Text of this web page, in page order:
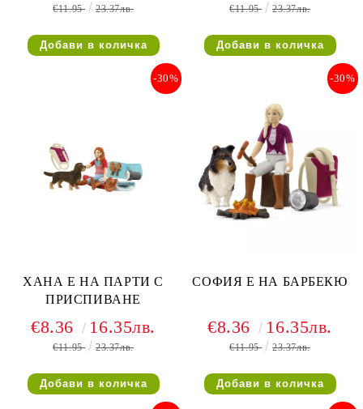
€11.95 23.37лв. €11.95 23.37лв.
ХАНА Е НА ПАРТИ С
ПРИСПИВАНЕ
-30%
€8.36 16.35лв.
€11.95 23.37лв.
СОФИЯ Е НА БАРБЕКЮ
-30%
€8.36 16.35лв.
€11.95 23.37лв.